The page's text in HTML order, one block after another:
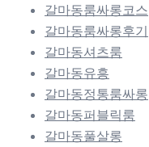
갈마동룸싸롱코스
갈마동룸싸롱후기
갈마동셔츠룸
갈마동유흥
갈마동정통룸싸롱
갈마동퍼블릭룸
갈마동풀살롱